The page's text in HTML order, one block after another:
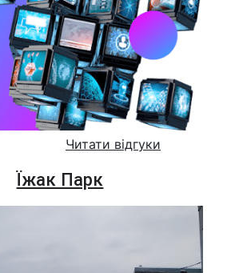
Читати відгуки
Їжак Парк